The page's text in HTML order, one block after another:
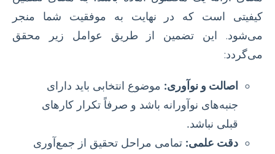
کیفیتی است که در نهایت به موفقیت شما منجر
می‌شود. این تضمین از طریق عوامل زیر محقق
می‌گردد:
اصالت و نوآوری: موضوع انتخابی باید دارای
جنبه‌های نوآورانه باشد و صرفاً تکرار کارهای
قبلی نباشد.
دقت علمی: تمامی مراحل تحقیق از جمع‌آوری